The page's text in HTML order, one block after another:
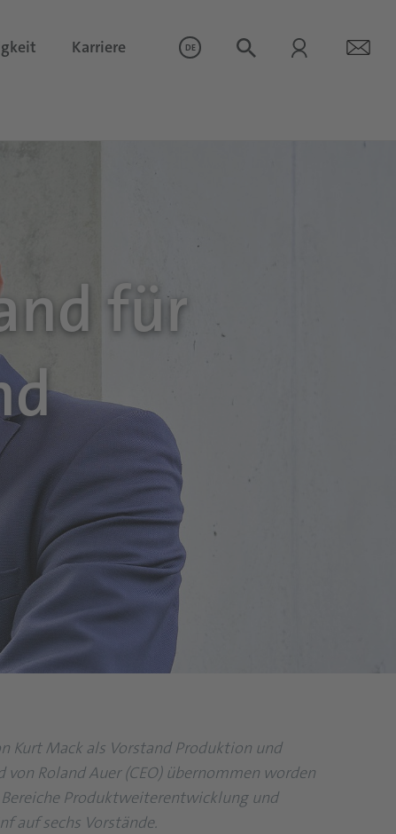
Karriere DE
für
Kurt Mack als Vorstand Produktion und
Roland Auer (CEO) übernommen worden
Produktweiterentwicklung und
auf sechs Vorstände.